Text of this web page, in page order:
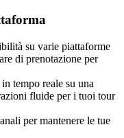
su varie piattaforme
di prenotazione per
tempo reale su una
fluide per i tuoi tour
per mantenere le tue